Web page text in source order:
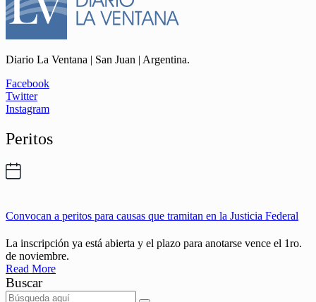
Diario La Ventana | San Juan | Argentina.
Facebook
Twitter
Instagram
Peritos
Convocan a peritos para causas que tramitan en la Justicia Federal
La inscripción ya está abierta y el plazo para anotarse vence el 1ro.
de noviembre.
Read More
Buscar